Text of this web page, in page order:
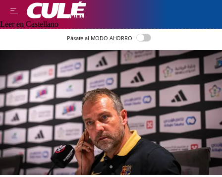
Leer en Castellano
Pásate al MODO AHORRO